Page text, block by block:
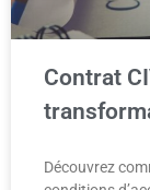
Contrat
Découvrez